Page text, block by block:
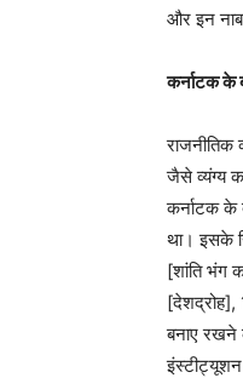
और इन
कर्नाटक के
राजनीतिक
जैसे व्यंग्य
कर्नाटक के
था। इसके
[शांति भंग
[देशद्रोह],
बनाए रखने